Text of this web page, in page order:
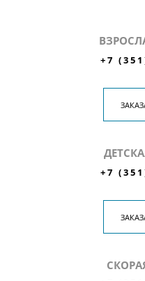
+7
+7